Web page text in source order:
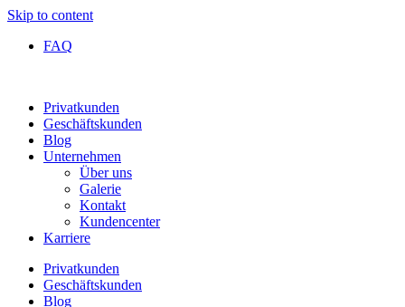
Skip to content
FAQ
Privatkunden
Geschäftskunden
Blog
Unternehmen
Über uns
Galerie
Kontakt
Kundencenter
Karriere
Privatkunden
Geschäftskunden
Blog